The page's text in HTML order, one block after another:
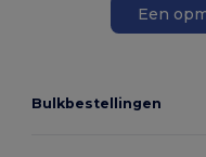
Een
Bulkbestellingen